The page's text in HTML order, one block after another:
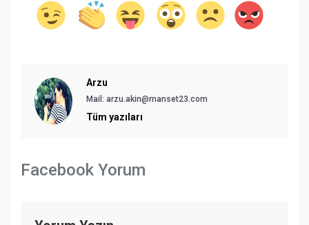
Arzu
Mail: arzu.akin@manset23.com
Tüm yazıları
Facebook Yorum